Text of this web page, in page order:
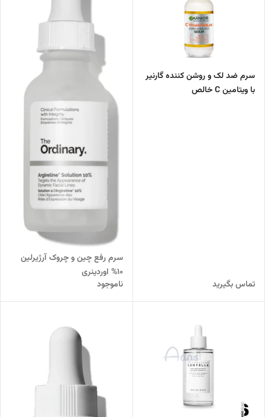
سرم ضد لک و روشن‌ کننده گارنیر
با ویتامین C خالص
تماس بگیرید
سرم رفع چین و چروک آرژیرلین
10% اوردینری
ناموجود